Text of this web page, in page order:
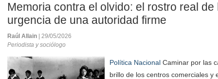
Memoria contra el olvido: el rostro real
urgencia de una autoridad firme
Raúl Allain
| 29/05/2026
Periodista y sociólogo
Política Nacional Caminar por las
brillo de los centros comerciales y